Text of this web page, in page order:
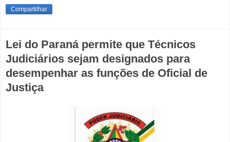
Compartilhar
Lei do Paraná permite que Técnicos
Judiciários sejam designados para
desempenhar as funções de Oficial de
Justiça